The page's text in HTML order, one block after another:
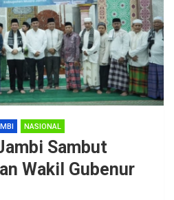
NASIONAL
Sambut
Wakil Gubenur